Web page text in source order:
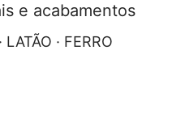
e acabamentos
LATÃO · FERRO